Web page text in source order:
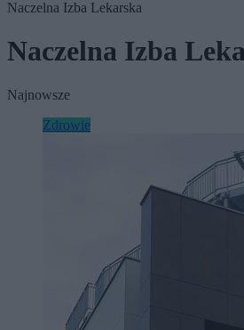
Naczelna Izba Lekarska
Naczelna Izba
Najnowsze
Zdrowie